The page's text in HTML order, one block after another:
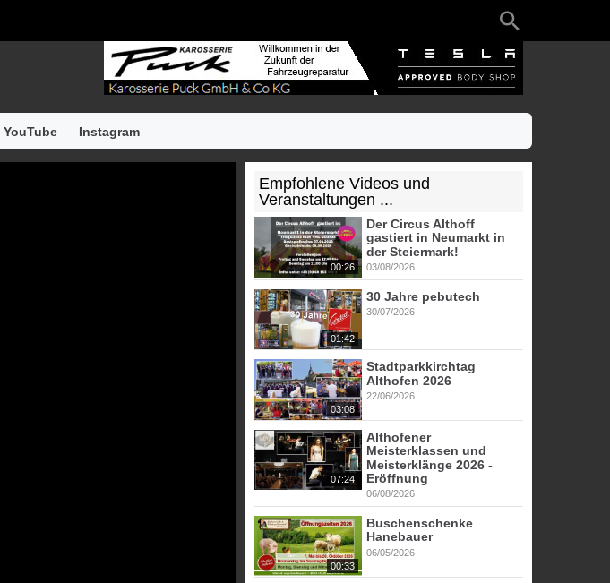
YouTube Instagram
Empfohlene Videos und
Veranstaltungen ...
00:26
Der Circus Althoff
gastiert in Neumarkt in
der Steiermark!
03/08/2026
01:42
30 Jahre pebutech
30/07/2026
03:08
Stadtparkkirchtag
Althofen 2026
22/06/2026
07:24
Althofener
Meisterklassen und
Meisterklänge 2026 -
Eröffnung
06/08/2026
00:33
Buschenschenke
Hanebauer
06/05/2026